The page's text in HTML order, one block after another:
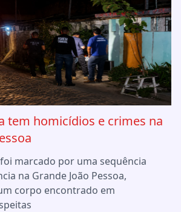
tem homicídios e crimes na
marcado por uma sequência
na Grande João Pessoa,
corpo encontrado em